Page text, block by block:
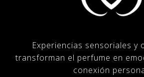
Experiencias sensoriales y
transforman el perfume en
conexión